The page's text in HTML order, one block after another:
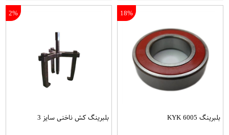
18%
بلبرینگ 6005 KYK
2%
بلبرینگ کش ناخنی سایز 3